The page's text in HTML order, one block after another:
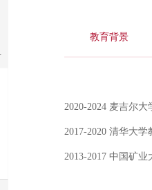
教育背景
2020-2024 麦吉尔
2017-2020 清华大
2013-2017 中国矿